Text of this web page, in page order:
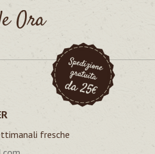
Ora
fresche